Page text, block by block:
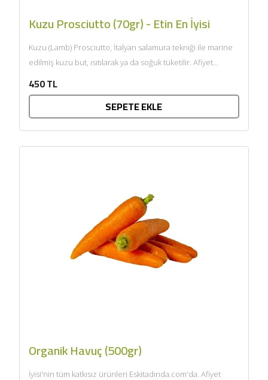
Kuzu Prosciutto (70gr) - Etin En İyisi
Kuzu (Lamb) Prosciutto, İtalyan salamura tekniği ile marine
edilmiş kuzu but, ısıtılarak ya da soğuk tüketilir. Afiyet
450 TL
SEPETE EKLE
Organik Havuç (500gr)
İyisi'nin tüm katkısız ürünleri Eskitadında.com'da. Afiyet